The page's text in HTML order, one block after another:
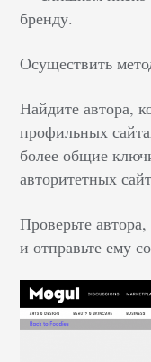
бренду.
Осуществить
Найдите автора,
профильных
более общие
авторитетных
Проверьте
и отправьте ему